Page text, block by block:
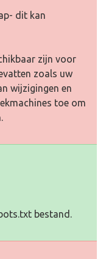
dit kan
zijn voor
zoals uw
wijzigingen en
toe om
bestand.